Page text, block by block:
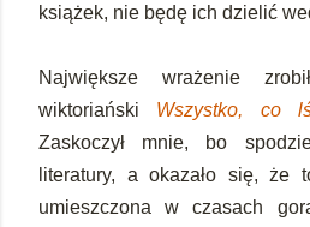
książek, nie będę ich dzielić
Największe wrażenie
wiktoriański Wszystko, co
Zaskoczył mnie, bo
literatury, a okazało się, że
umieszczona w czasach